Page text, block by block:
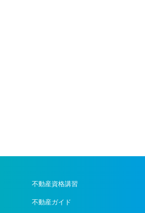
不動産資格講習
不動産ガイド